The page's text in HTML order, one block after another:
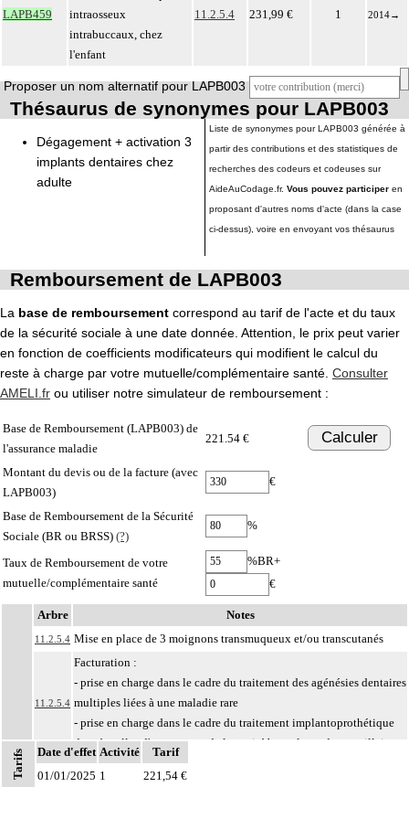
LAPB459
intraosseux
intrabuccaux, chez
l'enfant
11.2.5.4 231,99 € 1 2014→
Proposer un nom alternatif pour LAPB003
Thésaurus de synonymes pour LAPB003
Dégagement + activation 3
implants dentaires chez
adulte
Liste de synonymes pour LAPB003 générée à
partir des contributions et des statistiques de
recherches des codeurs et codeuses sur
AideAuCodage.fr. Vous pouvez participer en
proposant d'autres noms d'acte (dans la case
ci-dessus), voire en envoyant vos thésaurus
Remboursement de LAPB003
La base de remboursement correspond au tarif de l'acte et du taux
de la sécurité sociale à une date donnée. Attention, le prix peut varier
en fonction de coefficients modificateurs qui modifient le calcul du
reste à charge par votre mutuelle/complémentaire santé. Consulter
AMELI.fr ou utiliser notre simulateur de remboursement :
Base de Remboursement (LAPB003) de
l'assurance maladie
221.54 € Calculer
Montant du devis ou de la facture (avec
LAPB003)
€
Base de Remboursement de la Sécurité
Sociale (BR ou BRSS) (?)
%
Taux de Remboursement de votre
mutuelle/complémentaire santé
%BR+
€
Arbre Notes
11.2.5.4 Mise en place de 3 moignons transmuqueux et/ou transcutanés
11.2.5.4
Facturation :
- prise en charge dans le cadre du traitement des agénésies dentaires
multiples liées à une maladie rare
- prise en charge dans le cadre du traitement implantoprothétique
des séquelles d'une tumeur de la cavité buccale ou des maxillaires
11
Par face, on entend : squelette, articulations, tissus mous et cavités - sinus
Tarifs Date d'effet Activité
Tarif
01/01/2025 1 221,54 €